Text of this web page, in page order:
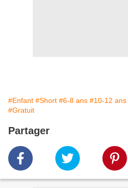
#Enfant #Short #6-8 ans #10-12 ans
#Gratuit
Partager